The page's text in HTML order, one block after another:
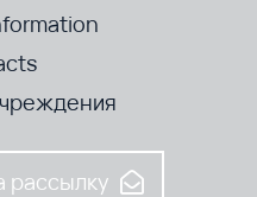
рассылку